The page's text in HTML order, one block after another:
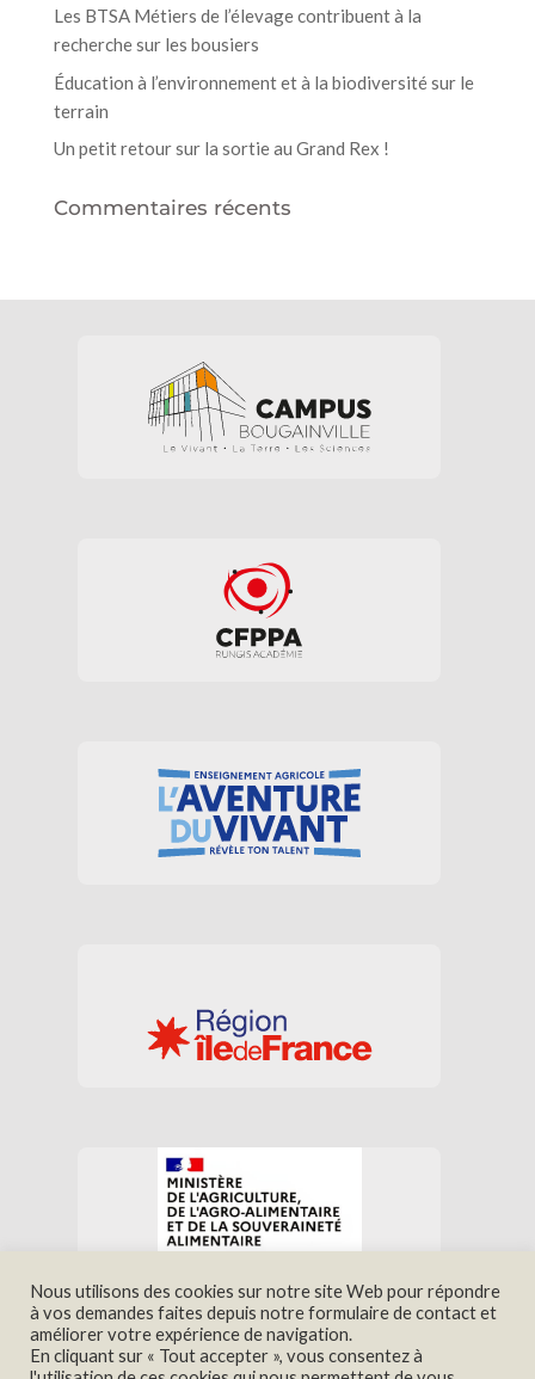
Les BTSA Métiers de l’élevage contribuent à la
recherche sur les bousiers
Éducation à l’environnement et à la biodiversité sur le
terrain
Un petit retour sur la sortie au Grand Rex !
Commentaires récents
Nous trouver Contact
Nous utilisons des cookies sur notre site Web pour répondre
à vos demandes faites depuis notre formulaire de contact et
améliorer votre expérience de navigation.
En cliquant sur « Tout accepter », vous consentez à